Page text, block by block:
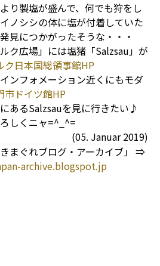
り製塩が盛んで、何でも狩をし
ノシシの体に塩が付着していた
見につかがったそうな・・・
ク広場」には塩猪「Salzsau」が
ク日本国総領事館HP
ンフォメーション近くにもモダ
市ドイツ館HP
あるSalzsauを見に行きたい♪
しくニャ=^_^=
(05. Januar 2019)
きまぐれブログ・アーカイブ」 ⇒
archive.blogspot.jp